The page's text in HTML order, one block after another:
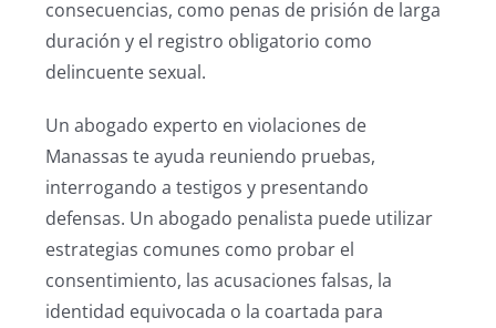
consecuencias, como penas de prisión de larga
duración y el registro obligatorio como
delincuente sexual.
Un abogado experto en violaciones de
Manassas te ayuda reuniendo pruebas,
interrogando a testigos y presentando
defensas. Un abogado penalista puede utilizar
estrategias comunes como probar el
consentimiento, las acusaciones falsas, la
identidad equivocada o la coartada para